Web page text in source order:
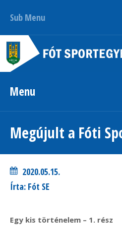
Sub Menu
Menu
Megújult a Fóti
2020.05.15.
Írta: Fót SE
Egy kis történelem – 1. rész